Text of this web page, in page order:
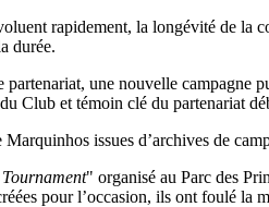
rapidement, la longévité de
durée.
partenariat, une nouvelle
Club et témoin clé du partenariat
issues d’archives de
" organisé au Parc des
pour l’occasion, ils ont foulé